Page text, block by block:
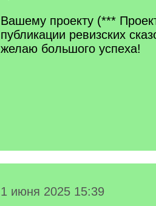
Вашему проекту (***
публикации ревизских
желаю большого успеха!
1 июня 2025 15:39